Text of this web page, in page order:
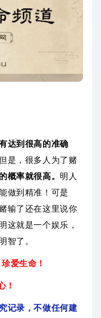
达到很高的准确
是，很多人为了赌
概率就很高。 明人
做到精准！可是
输了还在这里说你
这就是一个娱乐，
智了。
爱生命！
！
记录，不做任何建